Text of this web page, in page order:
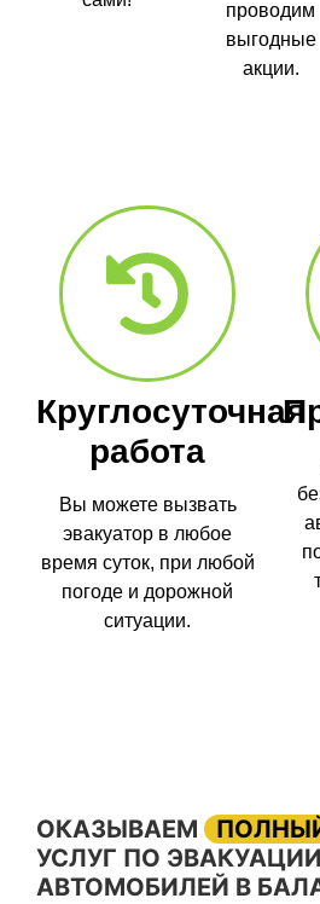
проводим
выгодные
акции.
Круглосуточная
работа
Вы можете вызвать
эвакуатор в любое
время суток, при любой
погоде и дорожной
ситуации.
ОКАЗЫВАЕМ
УСЛУГ ПО ЭВАКУАЦИИ
АВТОМОБИЛЕЙ В